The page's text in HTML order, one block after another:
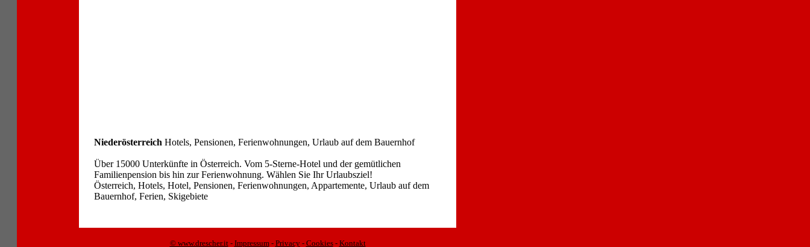
Niederösterreich Hotels, Pensionen, Ferienwohnungen, Urlaub auf dem Bauernhof
Über 15000 Unterkünfte in Österreich. Vom 5-Sterne-Hotel und der gemütlichen
Familienpension bis hin zur Ferienwohnung. Wählen Sie Ihr Urlaubsziel!
Österreich, Hotels, Hotel, Pensionen, Ferienwohnungen, Appartemente, Urlaub auf dem
Bauernhof, Ferien, Skigebiete
© www.drescher.it- Impressum- Privacy- Cookies- Kontakt